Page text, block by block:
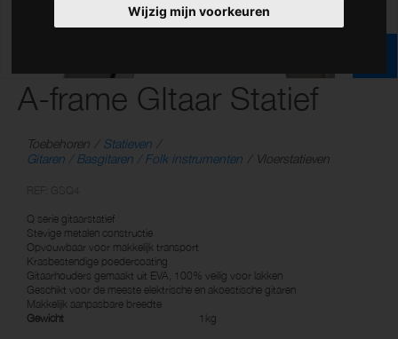
Wijzig mijn voorkeuren
A-frame GItaar Statief
Toebehoren
Statieven
Gitaren / Basgitaren / Folk instrumenten
Vloerstatieven
Q serie gitaarstatief
Stevige metalen constructie
Opvouwbaar voor makkelijk transport
Krasbestendige poedercoating
Gitaarhouders gemaakt uit EVA, 100% veilig voor lakken
Geschikt voor de meeste elektrische en akoestische gitaren
Makkelijk aanpasbare breedte
Gewicht
1kg